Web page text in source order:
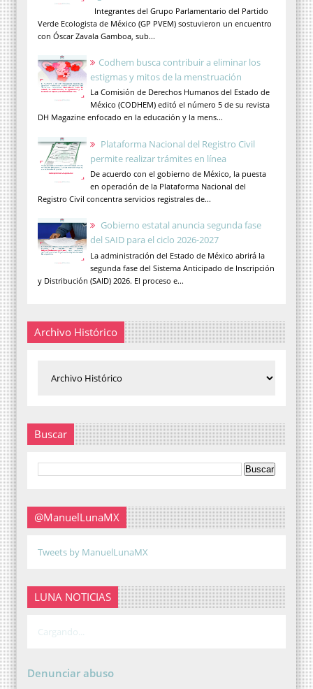
Integrantes del Grupo Parlamentario del Partido
Verde Ecologista de México (GP PVEM) sostuvieron un encuentro
con Óscar Zavala Gamboa, sub...
Codhem busca contribuir a eliminar los
estigmas y mitos de la menstruación
La Comisión de Derechos Humanos del Estado de
México (CODHEM) editó el número 5 de su revista
DH Magazine enfocado en la educación y la mens...
Plataforma Nacional del Registro Civil
permite realizar trámites en línea
De acuerdo con el gobierno de México, la puesta
en operación de la Plataforma Nacional del
Registro Civil concentra servicios registrales de...
Gobierno estatal anuncia segunda fase
del SAID para el ciclo 2026-2027
La administración del Estado de México abrirá la
segunda fase del Sistema Anticipado de Inscripción
y Distribución (SAID) 2026. El proceso e...
Archivo Histórico
Buscar
@ManuelLunaMX
Tweets by ManuelLunaMX
LUNA NOTICIAS
Cargando...
Denunciar abuso